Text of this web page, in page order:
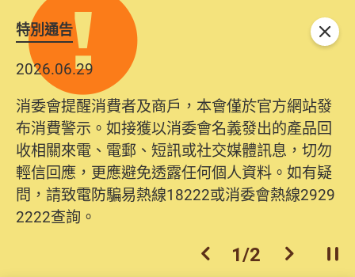
特別通告
2026.06.29
消委會提醒消費者及商戶，本會僅於官方網站發
布消費警示。如接獲以消委會名義發出的產品回
收相關來電、電郵、短訊或社交媒體訊息，切勿
輕信回應，更應避免透露任何個人資料。如有疑
問，請致電防騙易熱線18222或消委會熱線2929
2222查詢。
上一個
1/2 下一個開
關閉